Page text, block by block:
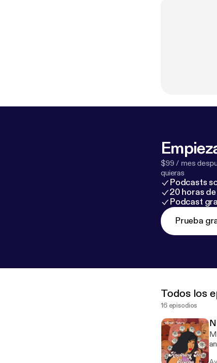
$99 / mes
quieras
Podcasts
20 horas
Podcast
Prueba
Todos los
16 episodios